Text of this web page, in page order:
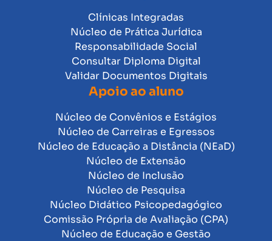
Clínicas Integradas
Núcleo de Prática Jurídica
Responsabilidade Social
Consultar Diploma Digital
Validar Documentos Digitais
Apoio ao aluno
Núcleo de Convênios e Estágios
Núcleo de Carreiras e Egressos
Núcleo de Educação a Distância (NEaD)
Núcleo de Extensão
Núcleo de Inclusão
Núcleo de Pesquisa
Núcleo Didático Psicopedagógico
Comissão Própria de Avaliação (CPA)
Núcleo de Educação e Gestão